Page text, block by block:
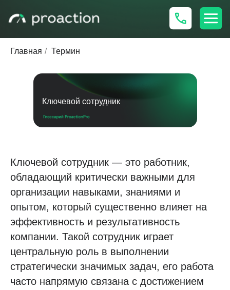
Главная / Термин
Ключевой сотрудник
Ключевой сотрудник — это работник,
обладающий критически важными для
организации навыками, знаниями и
опытом, который существенно влияет на
эффективность и результативность
компании. Такой сотрудник играет
центральную роль в выполнении
стратегически значимых задач, его работа
часто напрямую связана с достижением